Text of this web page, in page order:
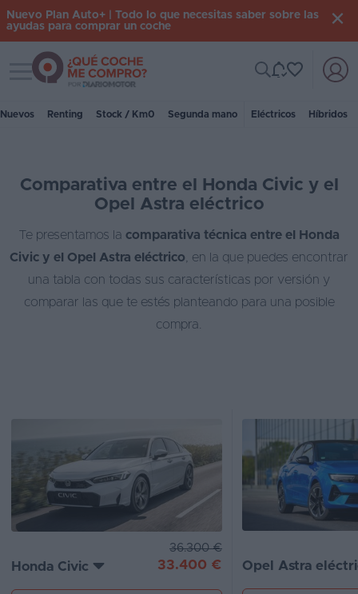
Iniciar
Coches
Renting
Suscripción
Stock
Híbridos
Ofertas
Asistente
Foro
de
Nuevo Plan Auto+ | Todo lo que necesitas saber sobre las
ayudas para comprar un coche
Toggle navigation
Nuevos Renting Stock / Km0 Segunda mano Eléctricos Híbridos
Comparativa entre el Honda Civic y el
Opel Astra eléctrico
Te presentamos la comparativa técnica entre el Honda
Civic y el Opel Astra eléctrico , en la que puedes encontrar
una tabla con todas sus características por versión y
comparar las que te estés planteando para una posible
compra.
Honda Civic
36.300 €
33.400 € Opel Astra